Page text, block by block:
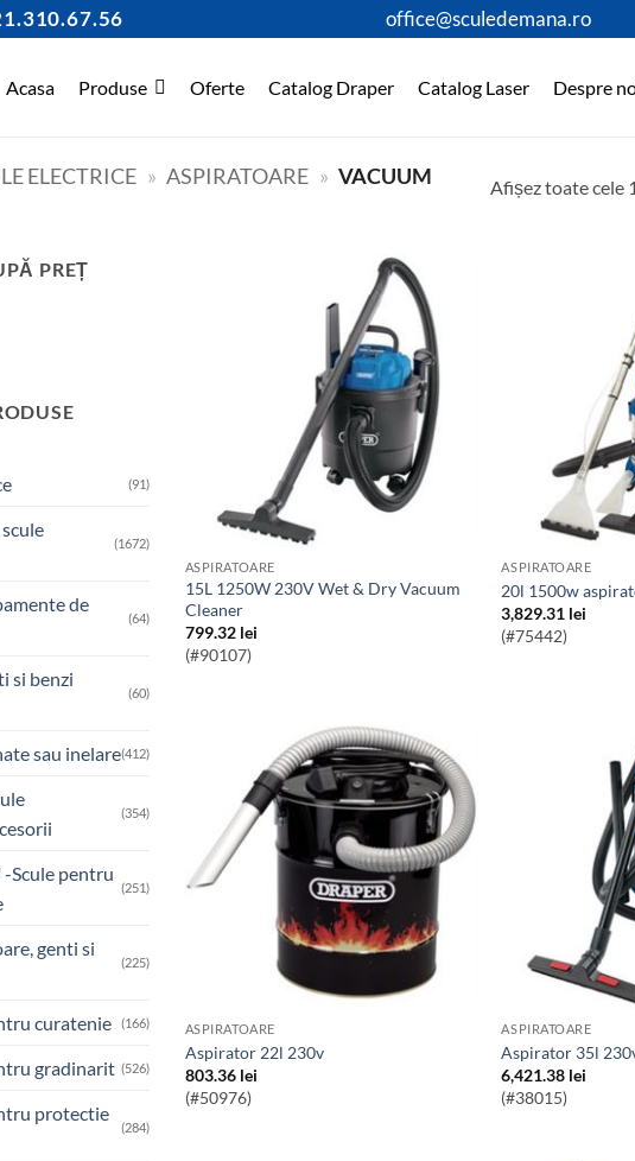
office@sculedemana.ro
Acasa Produse Oferte Catalog Draper Catalog Laser Despre
ELECTRICE » ASPIRATOARE » VACUUM
Afișez toate cele
PREȚ
(91)
(1672)
de
(64)
si benzi
(60)
sau inelare(412)
(354)
Scule pentru
(251)
genti si
(225)
curatenie (166)
gradinarit (526)
protectie
(284)
ASPIRATOARE
15L 1250W 230V Wet & Dry Vacuum
Cleaner
799.32 lei
(#90107)
ASPIRATOARE
20l 1500w
3,829.31 lei
(#75442)
ASPIRATOARE
Aspirator 22l 230v
803.36 lei
(#50976)
ASPIRATOARE
Aspirator 35l
6,421.38 lei
(#38015)